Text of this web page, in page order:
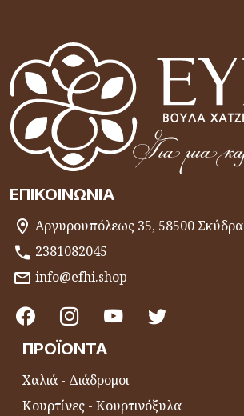
ΕΠΙΚΟΙΝΩΝΊΑ
Αργυρουπόλεως 35, 58500 Σκύδρα
2381082045
info@efhi.shop
ΠΡΟΪΌΝΤΑ
Χαλιά - Διάδρομοι
Κουρτίνες - Κουρτινόξυλα